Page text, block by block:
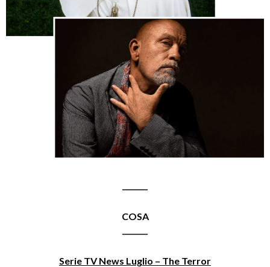
COSA
Serie TV News Luglio – The Terror